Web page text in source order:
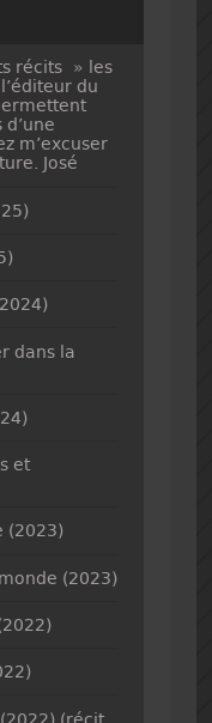
récits » les
du
m’excuser
José
dans la
et
(2023)
(2023)
(récit